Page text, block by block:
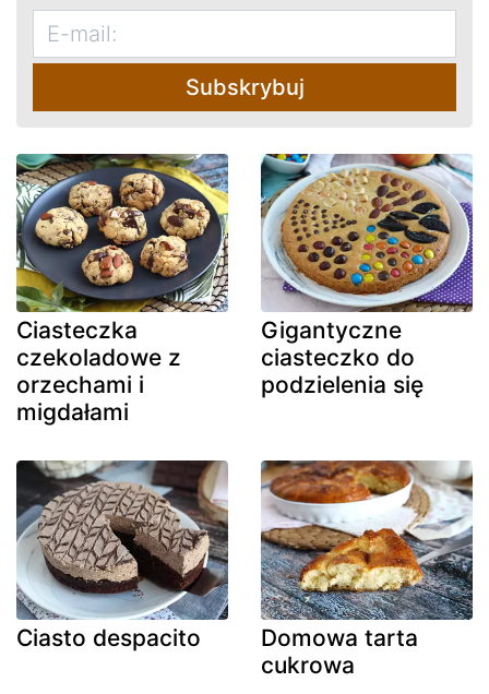
Subskrybuj
Ciasteczka
czekoladowe z
orzechami i
migdałami
Gigantyczne
ciasteczko do
podzielenia się
Ciasto despacito
Domowa tarta
cukrowa